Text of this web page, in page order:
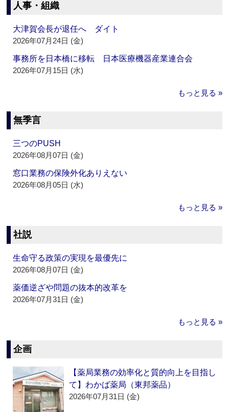
人事・組織
大津賀会長が退任へ ダイト
2026年07月24日 (金)
事務所を日本橋に移転 日本医療機器産業連合会
2026年07月15日 (水)
もっと見る »
無季言
三つのPUSH
2026年08月07日 (金)
窓口業務の保険外化ありえない
2026年08月05日 (水)
もっと見る »
社説
生命守る政策の実現を最優先に
2026年08月07日 (金)
薬価逆ざや問題の抜本的改革を
2026年07月31日 (金)
もっと見る »
企画
【薬局業務の効率化と質的向上を目指し
て】わかば薬局（東邦薬品）
2026年07月31日 (金)